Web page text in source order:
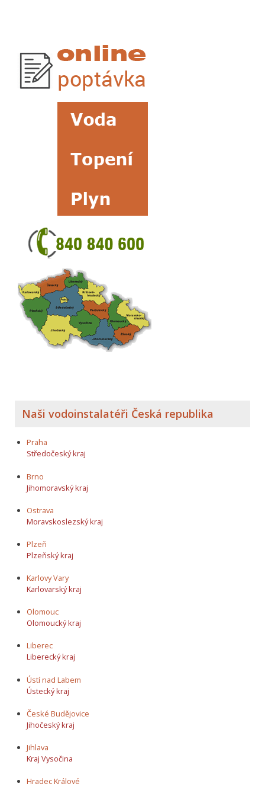
Naši vodoinstalatéři Česká republika
Praha
Středočeský kraj
Brno
Jihomoravský kraj
Ostrava
Moravskoslezský kraj
Plzeň
Plzeňský kraj
Karlovy Vary
Karlovarský kraj
Olomouc
Olomoucký kraj
Liberec
Liberecký kraj
Ústí nad Labem
Ústecký kraj
České Budějovice
Jihočeský kraj
Jihlava
Kraj Vysočina
Hradec Králové